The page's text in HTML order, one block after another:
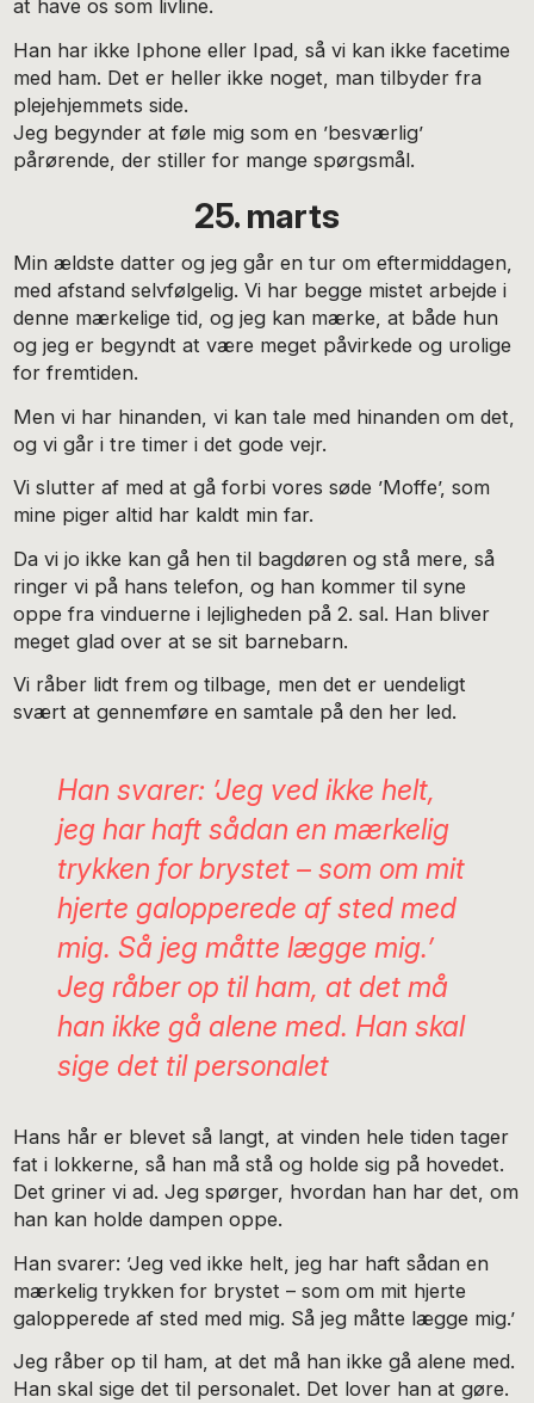
at have os som livline.
Han har ikke Iphone eller Ipad, så vi kan ikke facetime
med ham. Det er heller ikke noget, man tilbyder fra
plejehjemmets side.
Jeg begynder at føle mig som en ’besværlig’
pårørende, der stiller for mange spørgsmål.
25. marts
Min ældste datter og jeg går en tur om eftermiddagen,
med afstand selvfølgelig. Vi har begge mistet arbejde i
denne mærkelige tid, og jeg kan mærke, at både hun
og jeg er begyndt at være meget påvirkede og urolige
for fremtiden.
Men vi har hinanden, vi kan tale med hinanden om det,
og vi går i tre timer i det gode vejr.
Vi slutter af med at gå forbi vores søde ’Moffe’, som
mine piger altid har kaldt min far.
Da vi jo ikke kan gå hen til bagdøren og stå mere, så
ringer vi på hans telefon, og han kommer til syne
oppe fra vinduerne i lejligheden på 2. sal. Han bliver
meget glad over at se sit barnebarn.
Vi råber lidt frem og tilbage, men det er uendeligt
svært at gennemføre en samtale på den her led.
Han svarer: ’Jeg ved ikke helt,
jeg har haft sådan en mærkelig
trykken for brystet – som om mit
hjerte galopperede af sted med
mig. Så jeg måtte lægge mig.’
Jeg råber op til ham, at det må
han ikke gå alene med. Han skal
sige det til personalet
Hans hår er blevet så langt, at vinden hele tiden tager
fat i lokkerne, så han må stå og holde sig på hovedet.
Det griner vi ad. Jeg spørger, hvordan han har det, om
han kan holde dampen oppe.
Han svarer: ’Jeg ved ikke helt, jeg har haft sådan en
mærkelig trykken for brystet – som om mit hjerte
galopperede af sted med mig. Så jeg måtte lægge mig.’
Jeg råber op til ham, at det må han ikke gå alene med.
Han skal sige det til personalet. Det lover han at gøre.